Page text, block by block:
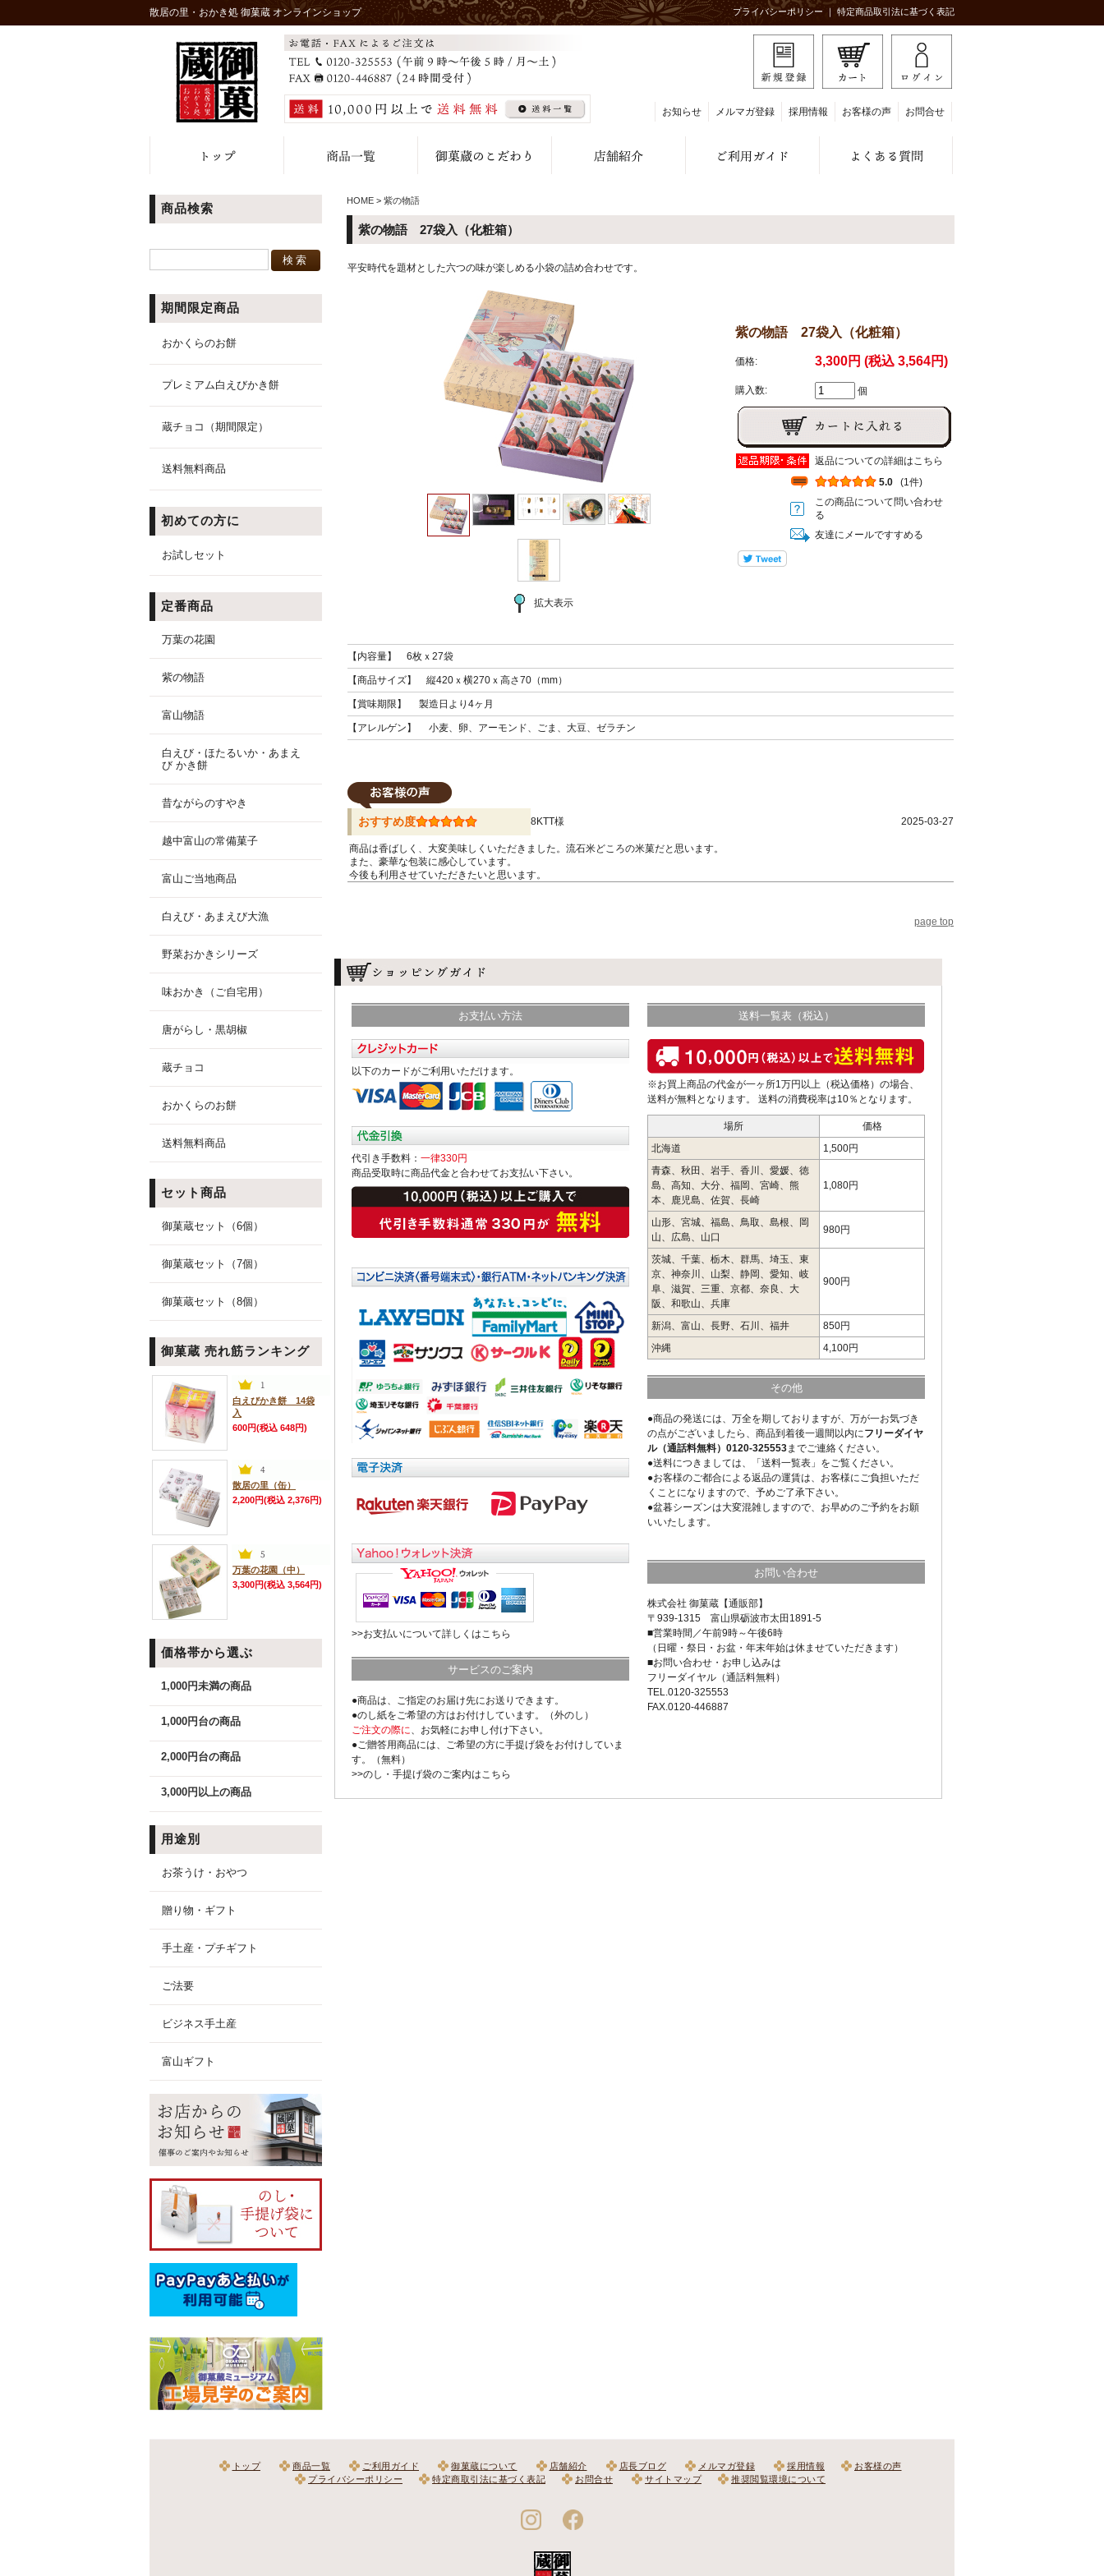
散居の里・おかき処 御菓蔵 オンラインショップ プライバシーポリシー ｜ 特定商品取引法に基づく表記
お知らせ メルマガ登録 採用情報 お客様の声 お問合せ
商品検索
期間限定商品
おかくらのお餅
プレミアム白えびかき餅
蔵チョコ（期間限定）
送料無料商品
初めての方に
お試しセット
定番商品
万葉の花園
紫の物語
富山物語
白えび・ほたるいか・あまえ
び かき餅
昔ながらのすやき
越中富山の常備菓子
富山ご当地商品
白えび・あまえび大漁
野菜おかきシリーズ
味おかき（ご自宅用）
唐がらし・黒胡椒
蔵チョコ
おかくらのお餅
送料無料商品
セット商品
御菓蔵セット（6個）
御菓蔵セット（7個）
御菓蔵セット（8個）
御菓蔵 売れ筋ランキング
白えびかき餅 14袋
入
600円(税込 648円)
散居の里（缶）
2,200円(税込 2,376円)
万葉の花園（中）
3,300円(税込 3,564円)
価格帯から選ぶ
1,000円未満の商品
1,000円台の商品
2,000円台の商品
3,000円以上の商品
用途別
お茶うけ・おやつ
贈り物・ギフト
手土産・プチギフト
ご法要
ビジネス手土産
富山ギフト
HOME > 紫の物語
紫の物語 27袋入（化粧箱）
平安時代を題材とした六つの味が楽しめる小袋の詰め合わせです。
拡大表示
紫の物語 27袋入（化粧箱）
価格: 3,300円 (税込 3,564円)
購入数: 個
返品についての詳細はこちら
5.0
(1件)
この商品について問い合わせ
る
友達にメールですすめる
【内容量】 6枚ｘ27袋
【商品サイズ】 縦420ｘ横270ｘ高さ70（mm）
【賞味期限】 製造日より4ヶ月
【アレルゲン】 小麦、卵、アーモンド、ごま、大豆、ゼラチン
おすすめ度 8KTT様 2025-03-27
商品は香ばしく、大変美味しくいただきました。流石米どころの米菓だと思います。
また、豪華な包装に感心しています。
今後も利用させていただきたいと思います。
page top
お支払い方法
以下のカードがご利用いただけます。
代引き手数料： 一律330円
商品受取時に商品代金と合わせてお支払い下さい。
>>お支払いについて詳しくはこちら
サービスのご案内
●商品は、ご指定のお届け先にお送りできます。
●のし紙をご希望の方はお付けしています。（外のし）
ご注文の際に、お気軽にお申し付け下さい。
●ご贈答用商品には、ご希望の方に手提げ袋をお付けしていま
す。（無料）
>>のし・手提げ袋のご案内はこちら
送料一覧表（税込）
※お買上商品の代金が一ヶ所1万円以上（税込価格）の場合、
送料が無料となります。 送料の消費税率は10％となります。
場所
価格
北海道
1,500円
青森、秋田、岩手、香川、愛媛、徳
島、高知、大分、福岡、宮崎、熊
本、鹿児島、佐賀、長崎
1,080円
山形、宮城、福島、鳥取、島根、岡
山、広島、山口
980円
茨城、千葉、栃木、群馬、埼玉、東
京、神奈川、山梨、静岡、愛知、岐
阜、滋賀、三重、京都、奈良、大
阪、和歌山、兵庫
900円
新潟、富山、長野、石川、福井
850円
沖縄
4,100円
その他
●商品の発送には、万全を期しておりますが、万が一お気づき
の点がございましたら、商品到着後一週間以内にフリーダイヤ
ル（通話料無料）0120-325553までご連絡ください。
●送料につきましては、「送料一覧表」をご覧ください。
●お客様のご都合による返品の運賃は、お客様にご負担いただ
くことになりますので、予めご了承下さい。
●盆暮シーズンは大変混雑しますので、お早めのご予約をお願
いいたします。
お問い合わせ
株式会社 御菓蔵【通販部】
〒939-1315 富山県砺波市太田1891-5
■営業時間／午前9時～午後6時
（日曜・祭日・お盆・年末年始は休ませていただきます）
■お問い合わせ・お申し込みは
フリーダイヤル（通話料無料）
TEL.0120-325553
FAX.0120-446887
トップ 商品一覧 ご利用ガイド 御菓蔵について 店舗紹介 店長ブログ メルマガ登録 採用情報
お客様の声
プライバシーポリシー
特定商取引法に基づく表記 お問合せ サイトマップ 推奨閲覧環境について